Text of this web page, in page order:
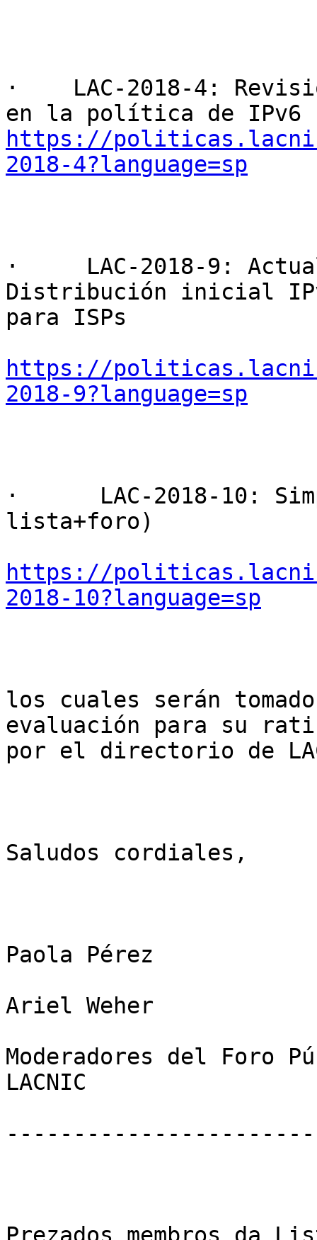
·    LAC-2018-4:
https://
2018-4?language=sp
·     LAC-2018-9:
Distribución inicial
para ISPs
https://
2018-9?language=sp
·      LAC-2018-10:
lista+foro)
https://
2018-10?language=sp
los cuales serán
evaluación para su
por el directorio de
Saludos cordiales,
Paola Pérez
Ariel Weher
Moderadores del Foro
LACNIC